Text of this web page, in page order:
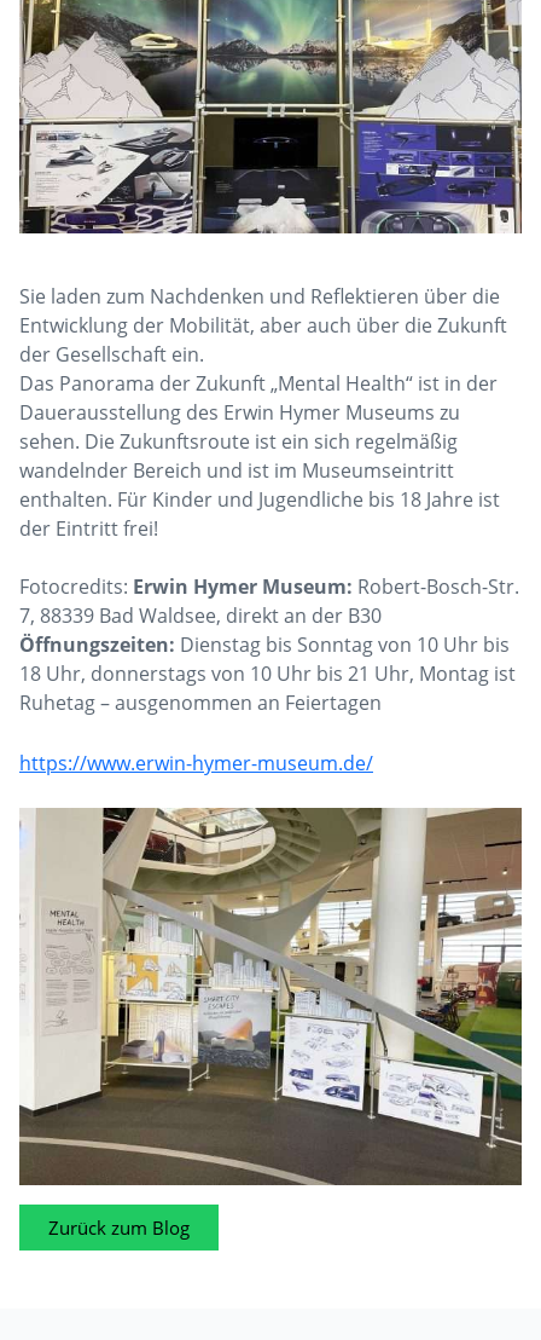
Sie laden zum Nachdenken und Reflektieren über die
Entwicklung der Mobilität, aber auch über die Zukunft
der Gesellschaft ein.
Das Panorama der Zukunft „Mental Health“ ist in der
Dauerausstellung des Erwin Hymer Museums zu
sehen. Die Zukunftsroute ist ein sich regelmäßig
wandelnder Bereich und ist im Museumseintritt
enthalten. Für Kinder und Jugendliche bis 18 Jahre ist
der Eintritt frei!
Fotocredits: Erwin Hymer Museum: Robert-Bosch-Str.
7, 88339 Bad Waldsee, direkt an der B30
Öffnungszeiten: Dienstag bis Sonntag von 10 Uhr bis
18 Uhr, donnerstags von 10 Uhr bis 21 Uhr, Montag ist
Ruhetag – ausgenommen an Feiertagen
https://www.erwin-hymer-museum.de/
Zurück zum Blog